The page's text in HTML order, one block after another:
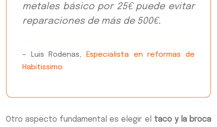
metales básico por 25€ puede evitar
reparaciones de más de 500€.
– Luis Rodenas,
Especialista en reformas de
Habitissimo
Otro aspecto fundamental es elegir el taco y la broca